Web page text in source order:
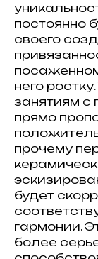
постоянно
своего
него
занятиям с
прямо
прочему
будет
гармонии.
более